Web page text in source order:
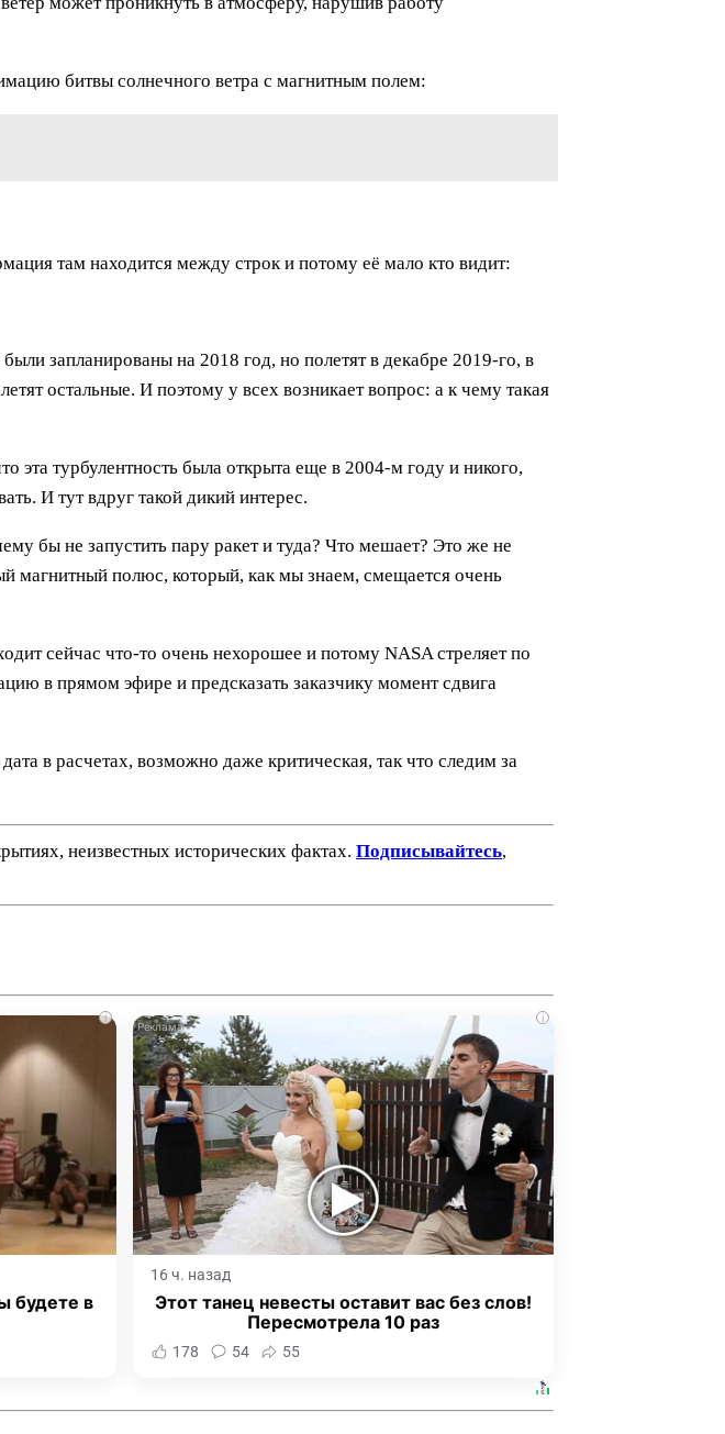
битвы солнечного ветра с магнитным полем:
там находится между строк и потому её мало кто видит:
запланированы на 2018 год, но полетят в декабре 2019-го, в
остальные. И поэтому у всех возникает вопрос: а к чему такая
эта турбулентность была открыта еще в 2004-м году и никого,
И тут вдруг такой дикий интерес.
бы не запустить пару ракет и туда? Что мешает? Это же не
магнитный полюс, который, как мы знаем, смещается очень
сейчас что-то очень нехорошее и потому NASA стреляет по
в прямом эфире и предсказать заказчику момент сдвига
в расчетах, возможно даже критическая, так что следим за
неизвестных исторических фактах. Подписывайтесь,
i
будете в
i
16 ч. назад
Этот танец невесты оставит вас без слов!
Пересмотрела 10 раз
178 54 55